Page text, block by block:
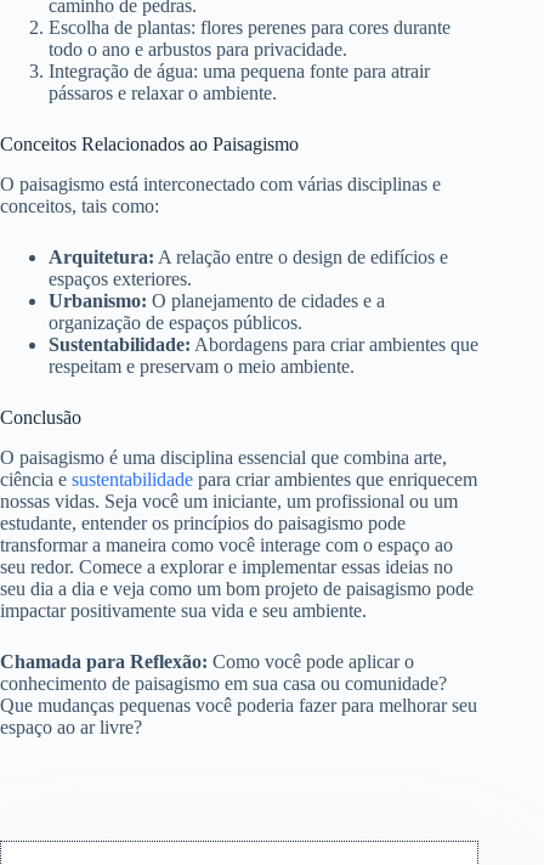
caminho de pedras.
Escolha de plantas: flores perenes para cores durante
todo o ano e arbustos para privacidade.
Integração de água: uma pequena fonte para atrair
pássaros e relaxar o ambiente.
Conceitos Relacionados ao Paisagismo
O paisagismo está interconectado com várias disciplinas e
conceitos, tais como:
Arquitetura: A relação entre o design de edifícios e
espaços exteriores.
Urbanismo: O planejamento de cidades e a
organização de espaços públicos.
Sustentabilidade: Abordagens para criar ambientes que
respeitam e preservam o meio ambiente.
Conclusão
O paisagismo é uma disciplina essencial que combina arte,
ciência e sustentabilidade para criar ambientes que enriquecem
nossas vidas. Seja você um iniciante, um profissional ou um
estudante, entender os princípios do paisagismo pode
transformar a maneira como você interage com o espaço ao
seu redor. Comece a explorar e implementar essas ideias no
seu dia a dia e veja como um bom projeto de paisagismo pode
impactar positivamente sua vida e seu ambiente.
Chamada para Reflexão: Como você pode aplicar o
conhecimento de paisagismo em sua casa ou comunidade?
Que mudanças pequenas você poderia fazer para melhorar seu
espaço ao ar livre?